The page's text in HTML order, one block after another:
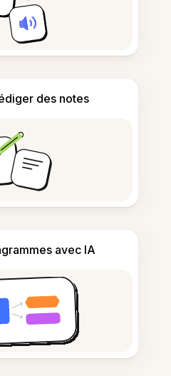
des notes
avec IA